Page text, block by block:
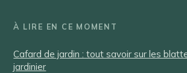
À LIRE EN CE MOMENT
Cafard de jardin : tout savoir sur les
jardinier